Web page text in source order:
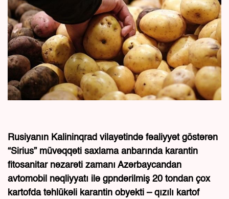
Rusiyanın Kalininqrad vilayətində fəaliyyət göstərən
“Sirius” müvəqqəti saxlama anbarında karantin
fitosanitar nəzarəti zamanı Azərbaycandan
avtomobil nəqliyyatı ilə gpndərilmiş 20 tondan çox
kartofda təhlükəli karantin obyekti – qızılı kartof